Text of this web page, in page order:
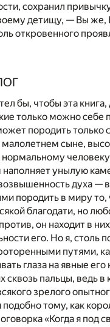
сохранил
детищу, — Вы же,
откровенного
бы, чтобы эта
только можно себе
породить
малолетнем сыне,
унылую
духа —
породить в миру то,
благодати, но
он находит в
его. Но я, столь
путями,
глаза на явные
пальцы, ведь в
зрелого
тому, как
«Когда я